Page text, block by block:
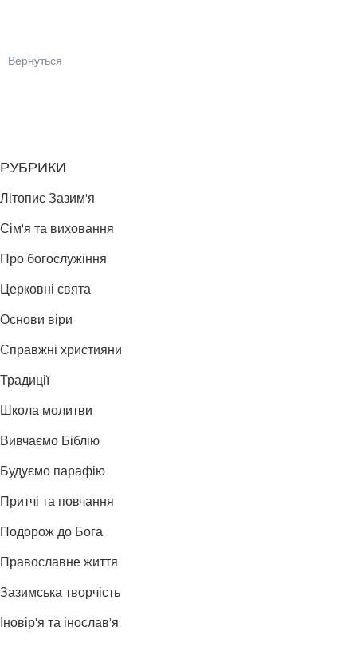
Вернуться
РУБРИКИ
Літопис Зазим'я
Сім'я та виховання
Про богослужіння
Церковні свята
Основи віри
Справжні християни
Традиції
Школа молитви
Вивчаємо Біблію
Будуємо парафію
Притчі та повчання
Подорож до Бога
Православне життя
Зазимська творчість
Іновір'я та інослав'я